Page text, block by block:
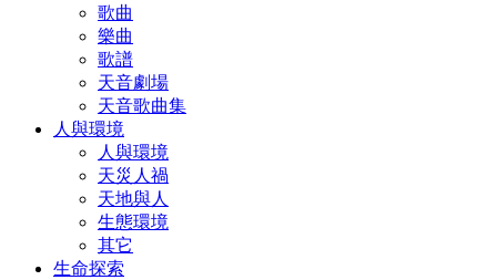
歌曲
樂曲
歌譜
天音劇場
天音歌曲集
人與環境
人與環境
天災人禍
天地與人
生態環境
其它
生命探索